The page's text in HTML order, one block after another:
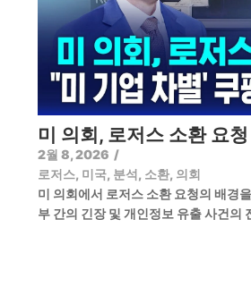
미 의회, 로저스 소환 요
2월 8, 2026 /
로저스, 미국, 분석, 소환, 의회
미 의회에서 로저스 소환 요청의 배경
부 간의 긴장 및 개인정보 유출 사건의